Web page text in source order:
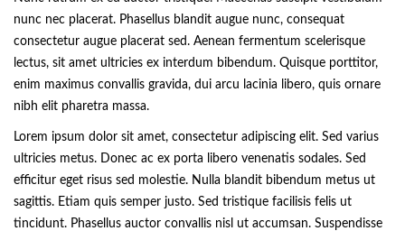
nunc nec placerat. Phasellus blandit augue nunc, consequat
consectetur augue placerat sed. Aenean fermentum scelerisque
lectus, sit amet ultricies ex interdum bibendum. Quisque porttitor,
enim maximus convallis gravida, dui arcu lacinia libero, quis ornare
nibh elit pharetra massa.
Lorem ipsum dolor sit amet, consectetur adipiscing elit. Sed varius
ultricies metus. Donec ac ex porta libero venenatis sodales. Sed
efficitur eget risus sed molestie. Nulla blandit bibendum metus ut
sagittis. Etiam quis semper justo. Sed tristique facilisis felis ut
tincidunt. Phasellus auctor convallis nisl ut accumsan. Suspendisse